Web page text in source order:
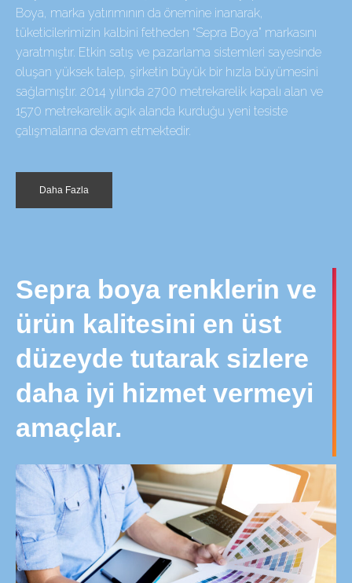
Boya, marka yatırımının da önemine inanarak,
tüketicilerimizin kalbini fetheden “Sepra Boya” markasını
yaratmıştır. Etkin satış ve pazarlama sistemleri sayesinde
oluşan yüksek talep, şirketin büyük bir hızla büyümesini
sağlamıştır. 2014 yılında 2700 metrekarelik kapalı alan ve
1570 metrekarelik açık alanda kurduğu yeni tesiste
çalışmalarına devam etmektedir.
Daha Fazla
Sepra boya renklerin ve
ürün kalitesini en üst
düzeyde tutarak sizlere
daha iyi hizmet vermeyi
amaçlar.